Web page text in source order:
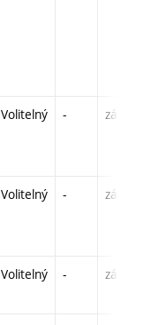
Volitelný - zá
Volitelný - zá
Volitelný - zá